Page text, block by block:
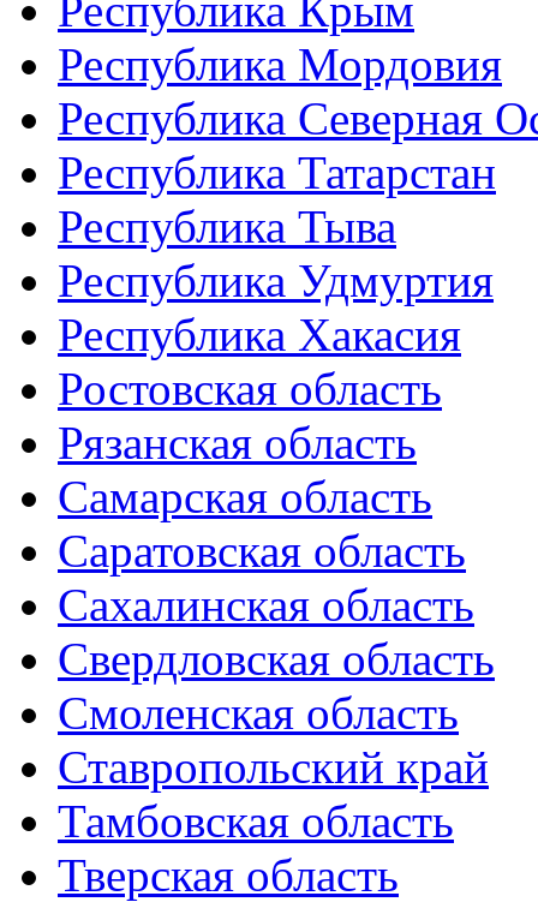
Республика Мордовия
Республика Северная
Республика Татарстан
Республика Тыва
Республика Удмуртия
Республика Хакасия
Ростовская область
Рязанская область
Самарская область
Саратовская область
Сахалинская область
Свердловская область
Смоленская область
Ставропольский край
Тамбовская область
Тверская область